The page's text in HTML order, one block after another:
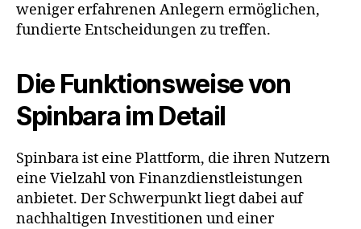
weniger erfahrenen Anlegern ermöglichen,
fundierte Entscheidungen zu treffen.
Die Funktionsweise von
Spinbara im Detail
Spinbara ist eine Plattform, die ihren Nutzern
eine Vielzahl von Finanzdienstleistungen
anbietet. Der Schwerpunkt liegt dabei auf
nachhaltigen Investitionen und einer